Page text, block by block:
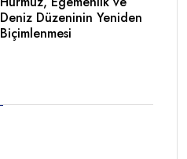
Deniz Düzeninin Yeniden
Biçimlenmesi